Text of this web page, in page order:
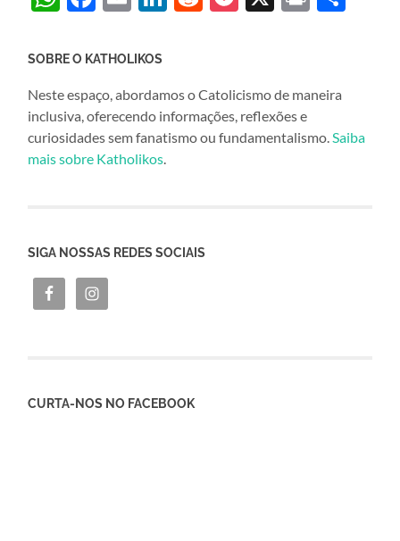
SOBRE O KATHOLIKOS
Neste espaço, abordamos o Catolicismo de maneira
inclusiva, oferecendo informações, reflexões e
curiosidades sem fanatismo ou fundamentalismo.Saiba
mais sobre Katholikos.
SIGA NOSSAS REDES SOCIAIS
CURTA-NOS NO FACEBOOK